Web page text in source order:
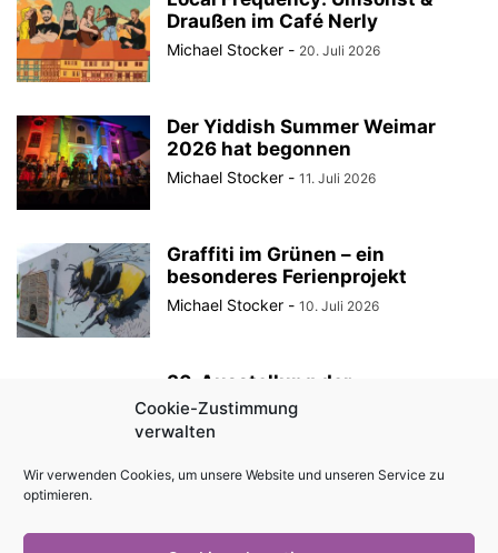
Cookie-Zustimmung
verwalten
Wir verwenden Cookies, um unsere Website und unseren Service zu
optimieren.
Draußen im Café Nerly
Michael Stocker - 20. Juli 2026
Der Yiddish Summer Weimar
2026 hat begonnen
Michael Stocker - 11. Juli 2026
Graffiti im Grünen – ein
besonderes Ferienprojekt
Michael Stocker - 10. Juli 2026
30. Ausstellung der
StadtRaumBoxen am
KulturQuartier Schauspielhaus
Sommertheater im Innenhof des